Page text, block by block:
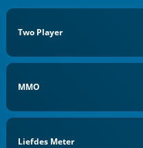
Two Player
MMO
Liefdes Meter